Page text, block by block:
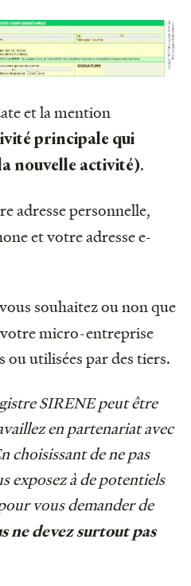
et la mention
principale qui
nouvelle activité).
adresse personnelle,
et votre adresse e-
souhaitez ou non que
micro-entreprise
ou utilisées par des tiers.
SIRENE peut être
en partenariat avec
choisissant de ne pas
exposez à de potentiels
vous demander de
ne devez surtout pas